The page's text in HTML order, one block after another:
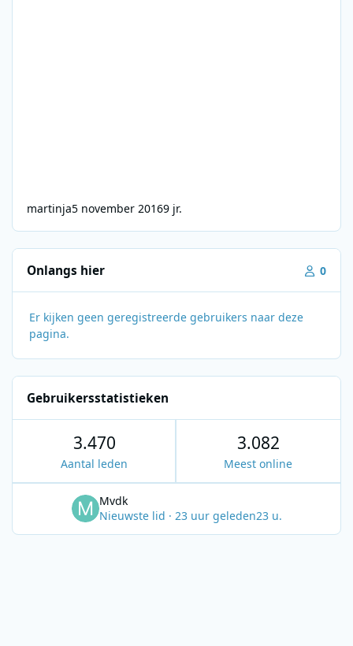
martinja5 november 20169 jr.
Onlangs hier 0
Er kijken geen geregistreerde gebruikers naar deze
pagina.
Gebruikersstatistieken
3.470
Aantal leden
3.082
Meest online
Mvdk
Nieuwste lid · 23 uur geleden23 u.